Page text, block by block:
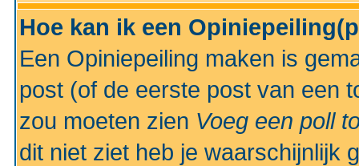
Hoe kan ik een
Een Opiniepeiling maken is
post (of de eerste post van een
zou moeten zien Voeg een poll
dit niet ziet heb je waarschijnlijk